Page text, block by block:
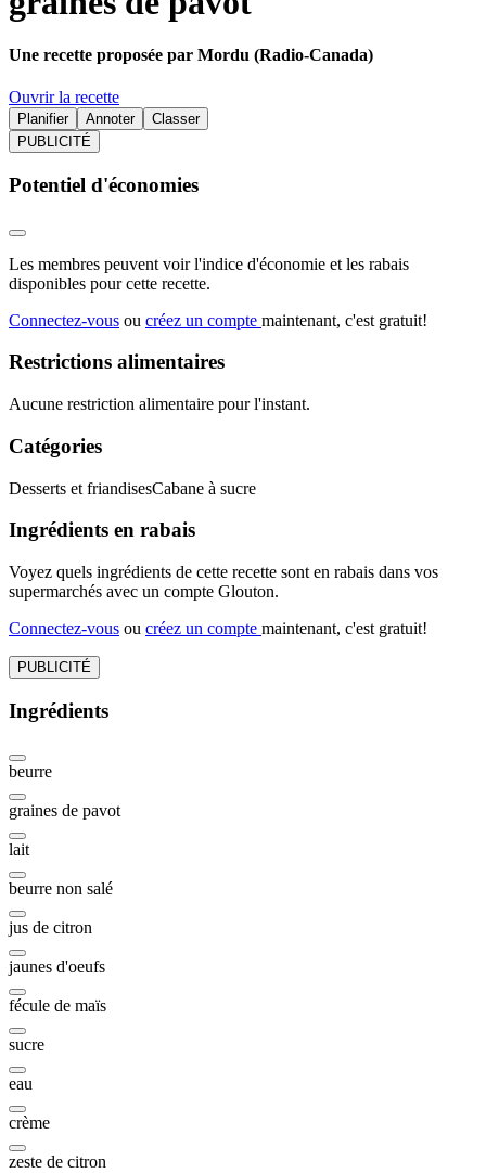
Une recette proposée par Mordu (Radio-Canada)
Ouvrir la recette
Planifier Annoter
Classer
PUBLICITÉ
Potentiel d'économies
Les membres peuvent voir l'indice d'économie et les rabais
disponibles pour cette recette.
Connectez-vous ou créez un compte maintenant, c'est gratuit!
Restrictions alimentaires
Aucune restriction alimentaire pour l'instant.
Catégories
Desserts et friandisesCabane à sucre
Ingrédients en rabais
Voyez quels ingrédients de cette recette sont en rabais dans vos
supermarchés avec un compte Glouton.
Connectez-vous ou créez un compte maintenant, c'est gratuit!
PUBLICITÉ
Ingrédients
beurre
graines de pavot
lait
beurre non salé
jus de citron
jaunes d'oeufs
fécule de maïs
sucre
eau
crème
zeste de citron